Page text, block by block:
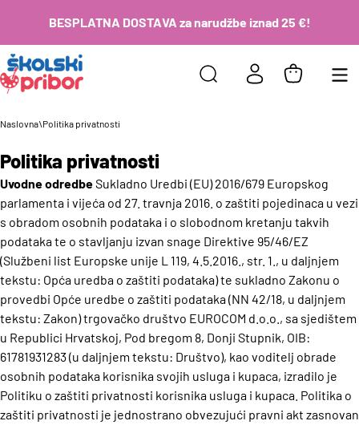
BESPLATNA DOSTAVA za narudžbe iznad 25 €!
Naslovna\Politika privatnosti
Politika privatnosti
Uvodne odredbeSukladno Uredbi (EU) 2016/679 Europskog
parlamenta i vijeća od 27. travnja 2016. o zaštiti pojedinaca u vezi
s obradom osobnih podataka i o slobodnom kretanju takvih
podataka te o stavljanju izvan snage Direktive 95/46/EZ
(Službeni list Europske unije L 119, 4.5.2016., str. 1., u daljnjem
tekstu: Opća uredba o zaštiti podataka) te sukladno Zakonu o
provedbi Opće uredbe o zaštiti podataka (NN 42/18, u daljnjem
tekstu: Zakon) trgovačko društvo EUROCOM d.o.o., sa sjedištem
u Republici Hrvatskoj, Pod bregom 8, Donji Stupnik, OIB:
61781931283 (u daljnjem tekstu: Društvo), kao voditelj obrade
osobnih podataka korisnika svojih usluga i kupaca, izradilo je
Politiku o zaštiti privatnosti korisnika usluga i kupaca. Politika o
zaštiti privatnosti je jednostrano obvezujući pravni akt zasnovan